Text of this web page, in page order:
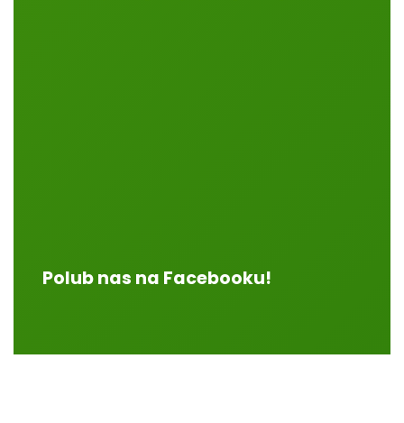
Polub nas na Facebooku!